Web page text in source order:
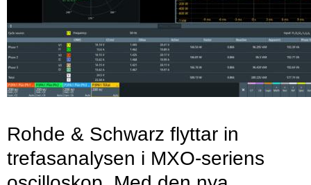
Rohde & Schwarz flyttar in
trefasanalysen i MXO-seriens